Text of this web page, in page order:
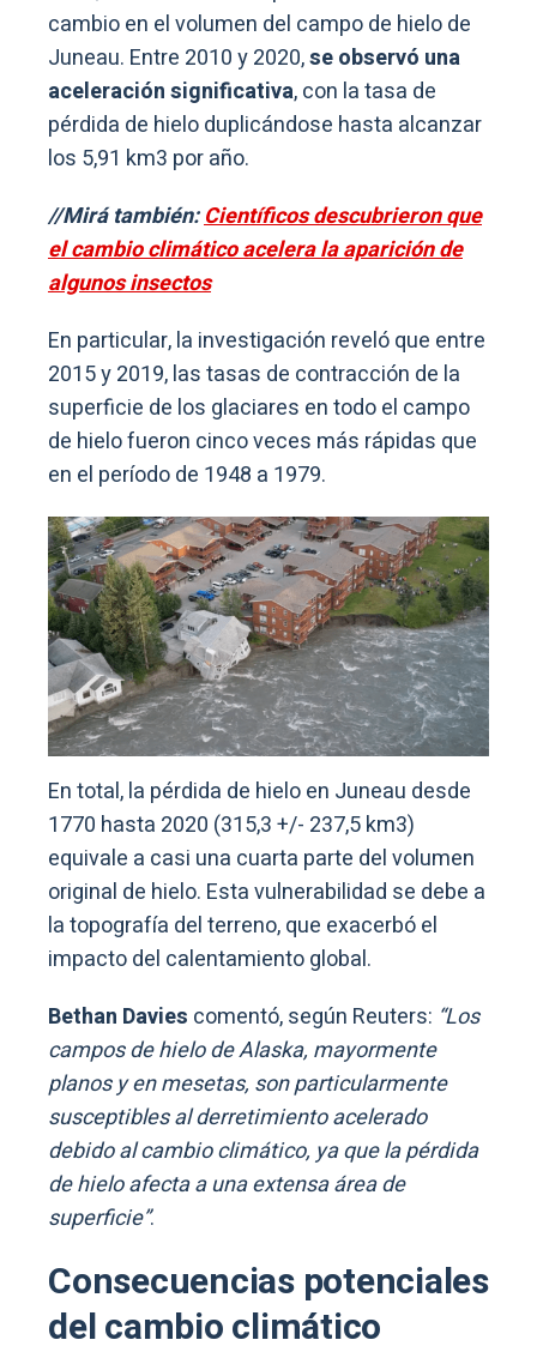
cambio en el volumen del campo de hielo de
Juneau. Entre 2010 y 2020,se observó una
aceleración significativa, con la tasa de
pérdida de hielo duplicándose hasta alcanzar
los 5,91 km3 por año.
//Mirá también:Científicos descubrieron que
el cambio climático acelera la aparición de
algunos insectos
En particular, la investigación reveló que entre
2015 y 2019, las tasas de contracción de la
superficie de los glaciares en todo el campo
de hielo fueron cinco veces más rápidas que
en el período de 1948 a 1979.
En total, la pérdida de hielo en Juneau desde
1770 hasta 2020 (315,3 +/- 237,5 km3)
equivale a casi una cuarta parte del volumen
original de hielo. Esta vulnerabilidad se debe a
la topografía del terreno, que exacerbó el
impacto del calentamiento global.
Bethan Davies comentó, según Reuters: “Los
campos de hielo de Alaska, mayormente
planos y en mesetas, son particularmente
susceptibles al derretimiento acelerado
debido al cambio climático, ya que la pérdida
de hielo afecta a una extensa área de
superficie”.
Consecuencias potenciales
del cambio climático